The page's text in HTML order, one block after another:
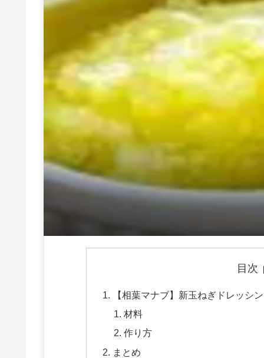
目次
【相葉マナブ】新玉ねぎドレッシ
材料
作り方
まとめ